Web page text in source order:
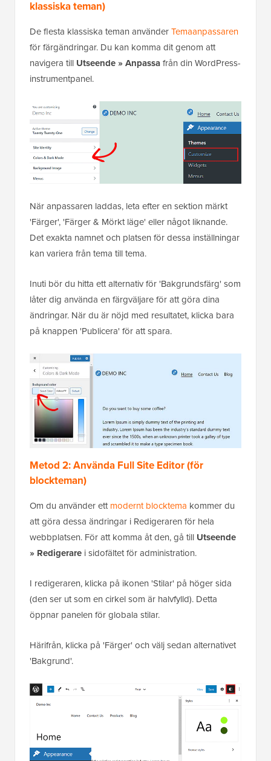
klassiska teman)
De flesta klassiska teman använderTemaanpassaren
för färgändringar. Du kan komma dit genom att
navigera till Utseende » Anpassafrån din WordPress-
instrumentpanel.
När anpassaren laddas, leta efter en sektion märkt
'Färger', 'Färger & Mörkt läge' eller något liknande.
Det exakta namnet och platsen för dessa inställningar
kan variera från tema till tema.
Inuti bör du hitta ett alternativ för 'Bakgrundsfärg' som
låter dig använda en färgväljare för att göra dina
ändringar. När du är nöjd med resultatet, klicka bara
på knappen 'Publicera' för att spara.
Metod 2: Använda Full Site Editor (för
blockteman)
Om du använder ettmodernt blocktema kommer du
att göra dessa ändringar i Redigeraren för hela
webbplatsen. För att komma åt den, gå till Utseende
» Redigerare i sidofältet för administration.
I redigeraren, klicka på ikonen 'Stilar' på höger sida
(den ser ut som en cirkel som är halvfylld). Detta
öppnar panelen för globala stilar.
Härifrån, klicka på 'Färger' och välj sedan alternativet
'Bakgrund'.